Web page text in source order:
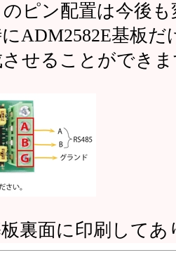
ピン配置は今後
ADM2582E基板
せることができ
裏面に印刷してあ